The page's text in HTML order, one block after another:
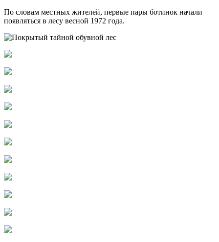
По словам местных жителей, первые пары ботинок начали
появляться в лесу весной 1972 года.